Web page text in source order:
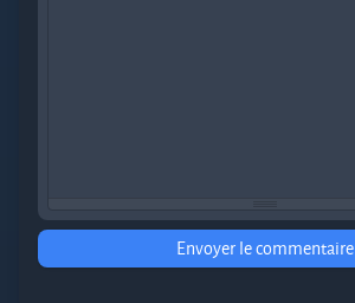
Envoyer le commentaire